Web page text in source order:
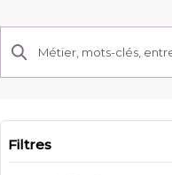
Filtres